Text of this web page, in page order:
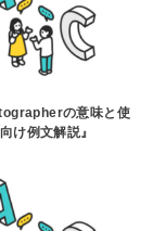
の意味と使
け例文解説』